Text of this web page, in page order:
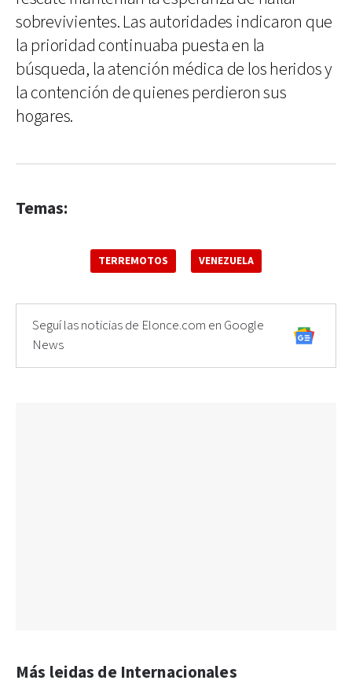
sobrevivientes. Las autoridades indicaron que
la prioridad continuaba puesta en la
búsqueda, la atención médica de los heridos y
la contención de quienes perdieron sus
hogares.
Temas:
TERREMOTOS VENEZUELA
Seguí las noticias de Elonce.com en Google
News
Más leidas de Internacionales